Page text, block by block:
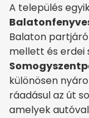
A település
Balaton
mellett és erdei
különösen
ráadásul az út
amelyek